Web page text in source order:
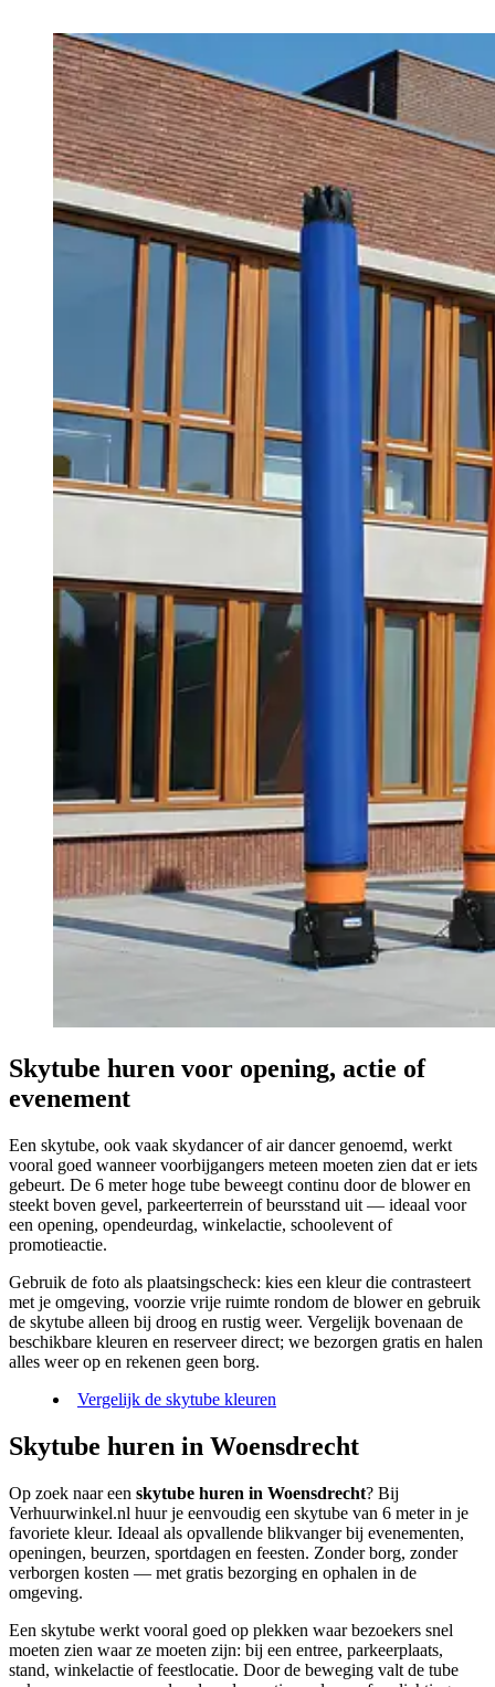
Skytube huren voor opening, actie of
evenement
Een skytube, ook vaak skydancer of air dancer genoemd, werkt
vooral goed wanneer voorbijgangers meteen moeten zien dat er iets
gebeurt. De 6 meter hoge tube beweegt continu door de blower en
steekt boven gevel, parkeerterrein of beursstand uit — ideaal voor
een opening, opendeurdag, winkelactie, schoolevent of
promotieactie.
Gebruik de foto als plaatsingscheck: kies een kleur die contrasteert
met je omgeving, voorzie vrije ruimte rondom de blower en gebruik
de skytube alleen bij droog en rustig weer. Vergelijk bovenaan de
beschikbare kleuren en reserveer direct; we bezorgen gratis en halen
alles weer op en rekenen geen borg.
Vergelijk de skytube kleuren
Skytube huren in Woensdrecht
Op zoek naar een skytube huren in Woensdrecht? Bij
Verhuurwinkel.nl huur je eenvoudig een skytube van 6 meter in je
favoriete kleur. Ideaal als opvallende blikvanger bij evenementen,
openingen, beurzen, sportdagen en feesten. Zonder borg, zonder
verborgen kosten — met gratis bezorging en ophalen in de
omgeving.
Een skytube werkt vooral goed op plekken waar bezoekers snel
moeten zien waar ze moeten zijn: bij een entree, parkeerplaats,
stand, winkelactie of feestlocatie. Door de beweging valt de tube